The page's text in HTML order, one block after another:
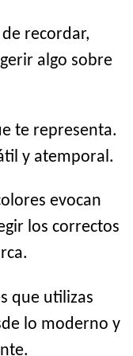
recordar,
algo sobre
te representa.
y atemporal.
evocan
los correctos
que utilizas
lo moderno y